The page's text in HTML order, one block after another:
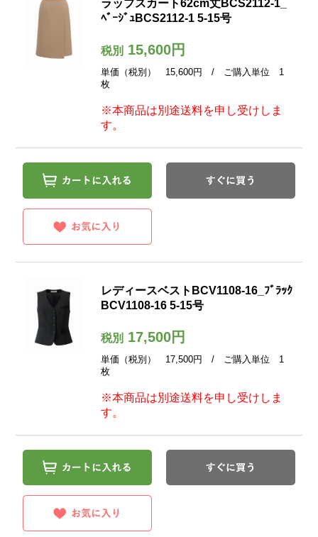
ラップスカート62cm丈BCS2112-1_
ﾍﾞｰｼﾞｭBCS2112-1 5-15号
税別15,600円
単価（税別） 15,600円 / ご購入単位 1
枚
※本商品は別途送料を申し受けしま
す。
レディースベストBCV1108-16_ﾌﾞﾗｯｸ
BCV1108-16 5-15号
税別17,500円
単価（税別） 17,500円 / ご購入単位 1
枚
※本商品は別途送料を申し受けしま
す。